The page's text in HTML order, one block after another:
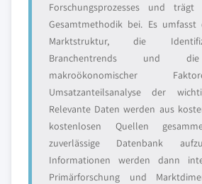
Forschungsprozesses und
Gesamtmethodik bei. Es
Marktstruktur, die
Branchentrends und
makroökonomischer
Umsatzanteilsanalyse der
Relevante Daten werden aus
kostenlosen Quellen
zuverlässige Datenbank
Informationen werden dann
Primärforschung und